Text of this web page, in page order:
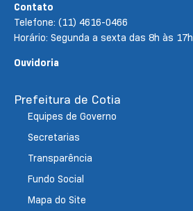
Contato
Telefone: (11) 4616-0466
Horário: Segunda a sexta das 8h às 17h
Ouvidoria
Prefeitura de Cotia
Equipes de Governo
Secretarias
Transparência
Fundo Social
Mapa do Site